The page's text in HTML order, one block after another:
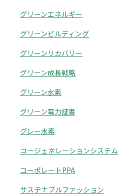
グリーンエネルギー
グリーンビルディング
グリーンリカバリー
グリーン成長戦略
グリーン水素
グリーン電力証書
グレー水素
コージェネレーションシステム
コーポレートPPA
サステナブルファッション